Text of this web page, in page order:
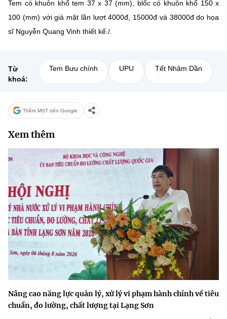
Tem có khuôn khổ tem 37 x 37 (mm), blốc có khuôn khổ 150 x
100 (mm) với giá mặt lần lượt 4000đ, 15000đ và 38000đ do họa
sĩ Nguyễn Quang Vinh thiết kế./.
Từ
khoá:
Tem Bưu chính UPU Tết Nhâm Dần
Thêm MST trên Google
Xem thêm
Nâng cao năng lực quản lý, xử lý vi phạm hành chính về tiêu
chuẩn, đo lường, chất lượng tại Lạng Sơn